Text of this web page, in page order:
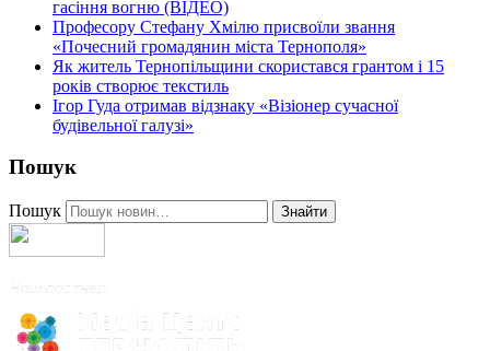
гасіння вогню (ВІДЕО)
Професору Стефану Хмілю присвоїли звання
«Почесний громадянин міста Тернополя»
Як житель Тернопільщини скористався грантом і 15
років створює текстиль
Ігор Гуда отримав відзнаку «Візіонер сучасної
будівельної галузі»
Пошук
Пошук Знайти